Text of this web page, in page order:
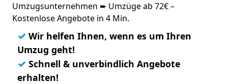
Umzugsunternehmen ➨ Umzüge ab 72€ –
Kostenlose Angebote in 4 Min.
✓ Wir helfen Ihnen, wenn es um Ihren
Umzug geht!
✓ Schnell & unverbindlich Angebote
erhalten!